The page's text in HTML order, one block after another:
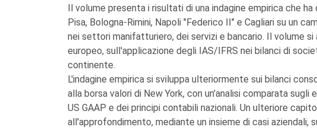
Il volume presenta i risultati di una indagine empirica che
Pisa, Bologna-Rimini, Napoli "Federico II" e Cagliari su un
nei settori manifatturiero, dei servizi e bancario. Il volume si
europeo, sull'applicazione degli IAS/IFRS nei bilanci di
continente.
L'indagine empirica si sviluppa ulteriormente sui bilanci
alla borsa valori di New York, con un'analisi comparata
US GAAP e dei principi contabili nazionali. Un ulteriore
all'approfondimento, mediante un insieme di casi